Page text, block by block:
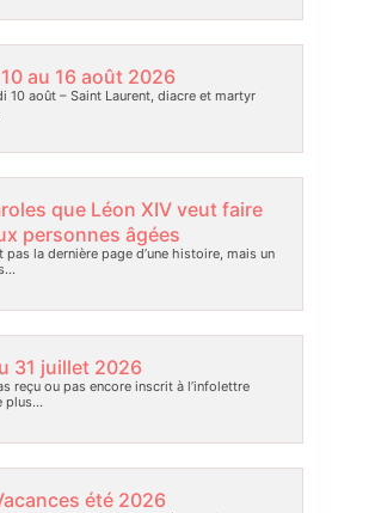
au 16 août 2026
10 août – Saint Laurent, diacre et martyr
que Léon XIV veut faire
personnes âgées
pas la dernière page d’une histoire, mais un
31 juillet 2026
reçu ou pas encore inscrit à l’infolettre
plus…
été 2026